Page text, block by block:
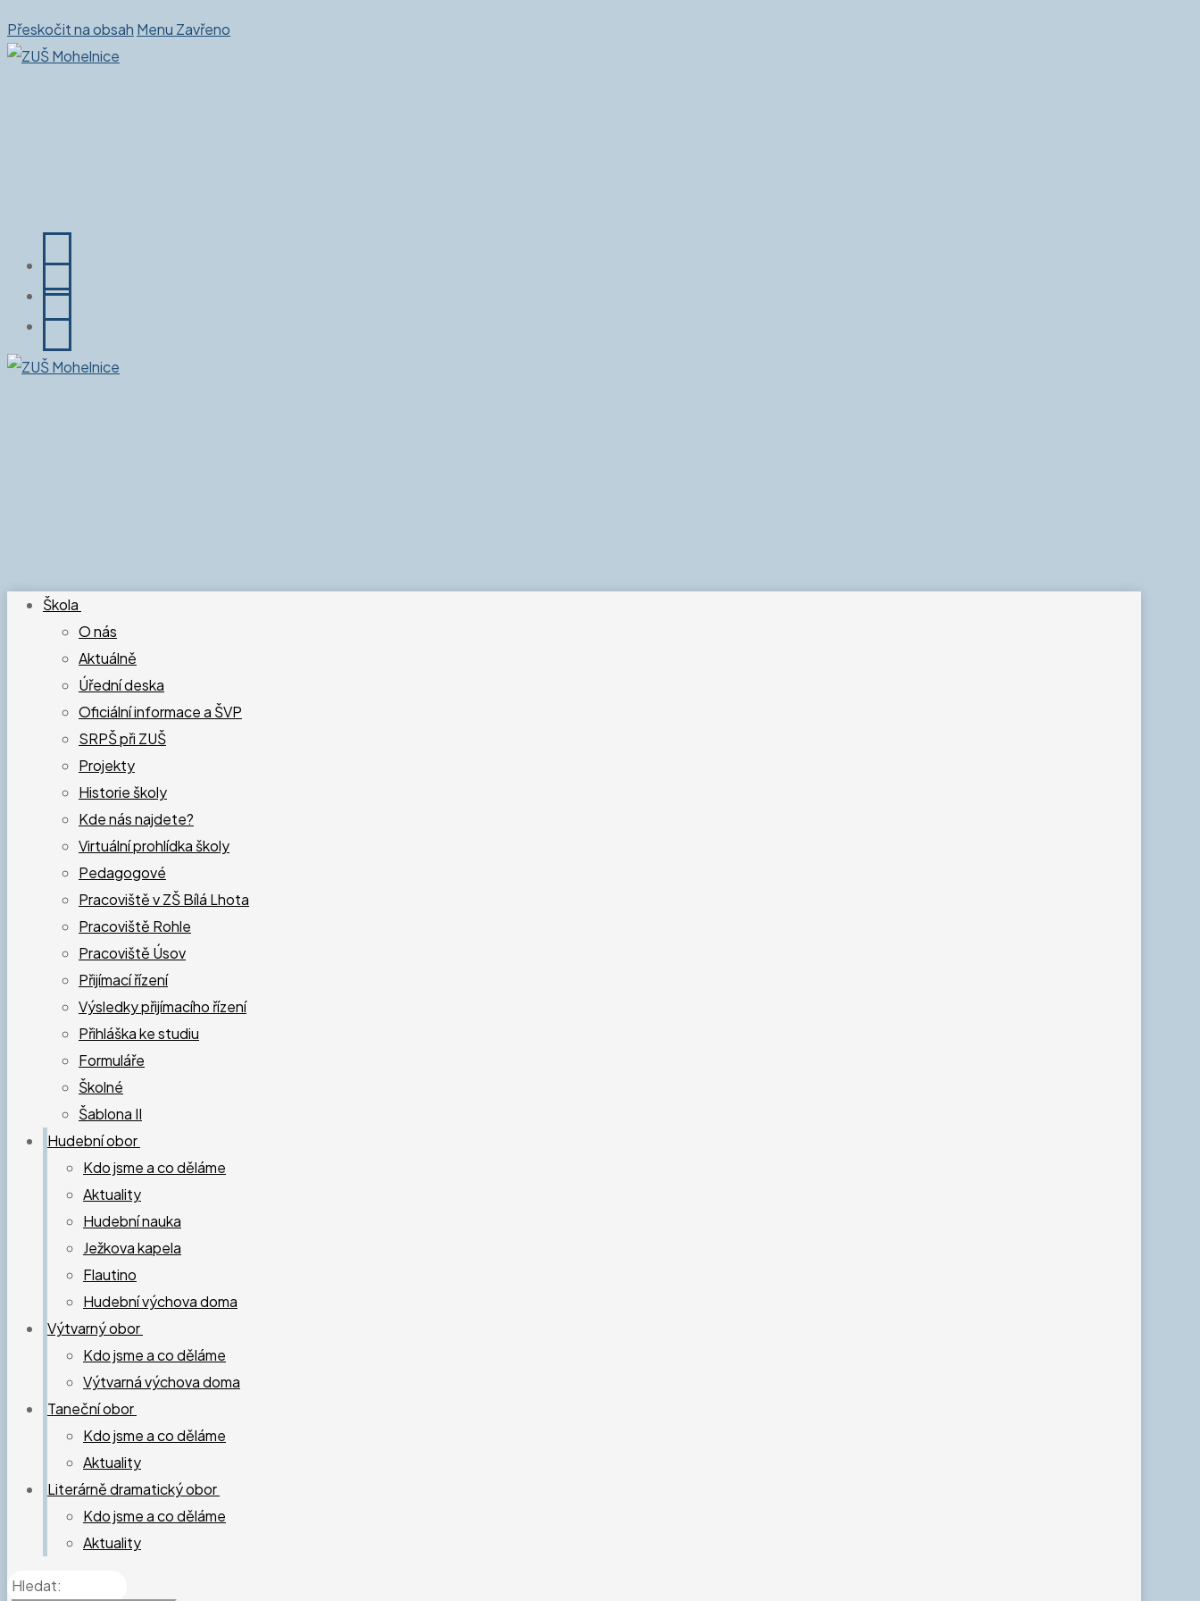
Přeskočit na obsah Menu Zavřeno
Škola
O nás
Aktuálně
Úřední deska
Oficiální informace a ŠVP
SRPŠ při ZUŠ
Projekty
Historie školy
Kde nás najdete?
Virtuální prohlídka školy
Pedagogové
Pracoviště v ZŠ Bílá Lhota
Pracoviště Rohle
Pracoviště Úsov
Přijímací řízení
Výsledky přijímacího řízení
Přihláška ke studiu
Formuláře
Školné
Šablona II
Hudební obor
Kdo jsme a co děláme
Aktuality
Hudební nauka
Ježkova kapela
Flautino
Hudební výchova doma
Výtvarný obor
Kdo jsme a co děláme
Výtvarná výchova doma
Taneční obor
Kdo jsme a co děláme
Aktuality
Literárně dramatický obor
Kdo jsme a co děláme
Aktuality
Hledat: